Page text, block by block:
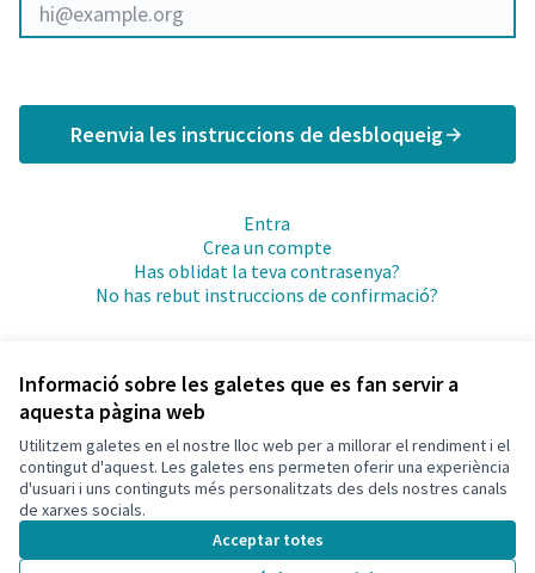
Informació sobre les galetes que es fan servir a
aquesta pàgina web
Utilitzem galetes en el nostre lloc web per a millorar el rendiment i el
contingut d'aquest. Les galetes ens permeten oferir una experiència
d'usuari i uns continguts més personalitzats des dels nostres canals
de xarxes socials.
Acceptar totes
Reenvia les instruccions de desbloqueig
Entra
Crea un compte
Has oblidat la teva contrasenya?
No has rebut instruccions de confirmació?
Termes i condicions d'ús
Configuració de les galetes
Triar la llenguaElegir el idioma